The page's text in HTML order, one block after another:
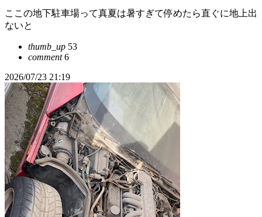
ここの地下駐車場って真夏は暑すぎて停めたら直ぐに地上出
ないと
thumb_up 53
comment6
2026/07/23 21:19